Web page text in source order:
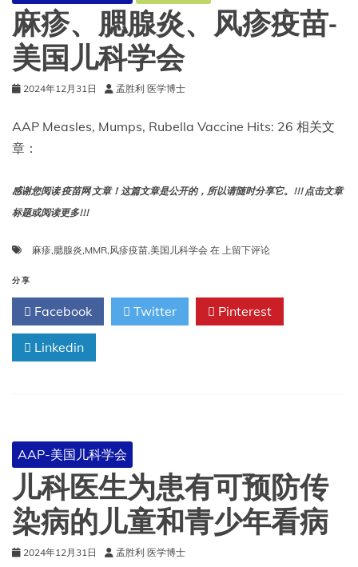
麻疹、腮腺炎、风疹疫苗-
美国儿科学会
2024年12月31日 孟胜利 医学博士
AAP Measles, Mumps, Rubella Vaccine Hits: 26 相关文
章：
感谢您阅读 疫苗网 文章！这篇文章是公开的，所以请随时分享它。!!! 点击文章
标题或阅读更多!!!
麻疹,腮腺炎,MMR,风疹疫苗,美国儿科学会 在 麻
腺
炎、
风
会
上留下评论
分享
Facebook Twitter Pinterest
Linkedin
AAP-美国儿科学会
儿科医生为患有可预防传
染病的儿童和青少年看病
2024年12月31日 孟胜利 医学博士